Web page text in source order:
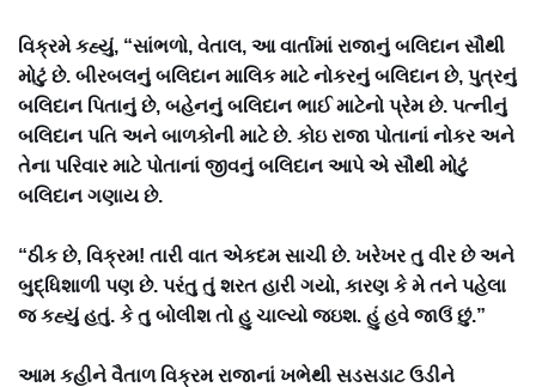
વિક્રમે કહ્યું, “સાંભળો, વેતાલ, આ વાર્તામાં રાજાનું બલિદાન સૌથી
મોટું છે. બીરબલનું બલિદાન માલિક માટે નોકરનું બલિદાન છે, પુત્રનું
બલિદાન પિતાનું છે, બહેનનું બલિદાન ભાઈ માટેનો પ્રેમ છે. પત્નીનું
બલિદાન પતિ અને બાળકોની માટે છે. કોઇ રાજા પોતાનાં નોકર અને
તેના પરિવાર માટે પોતાનાં જીવનું બલિદાન આપે એ સૌથી મોટું
બલિદાન ગણાય છે.
“ઠીક છે, વિક્રમ! તારી વાત એકદમ સાચી છે. ખરેખર તુ વીર છે અને
બુદ્ધિશાળી પણ છે. પરંતુ તું શરત હારી ગયો, કારણ કે મે તને પહેલા
જ કહ્યું હતું. કે તુ બોલીશ તો હુ ચાલ્યો જઇશ. હું હવે જાઉં છું.”
આમ કહીને વૈતાળ વિક્રમ રાજાનાં ખભેથી સડસડાટ ઉડીને